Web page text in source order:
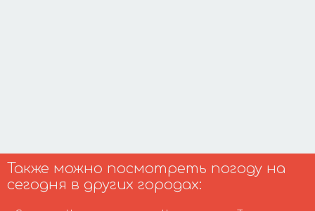
Также можно посмотреть погоду на
сегодня в других городах: